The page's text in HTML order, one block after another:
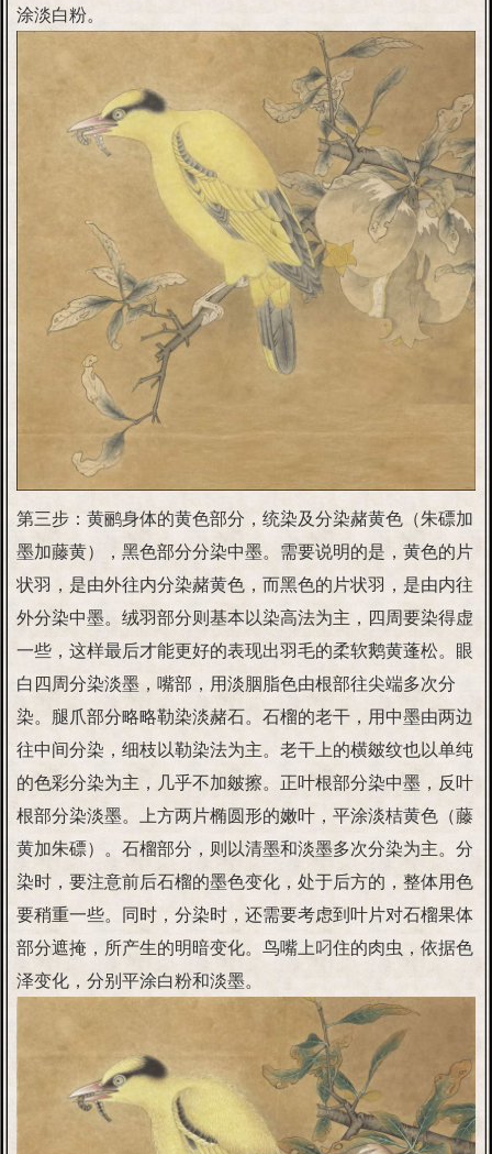
涂淡白粉。
第三步：黄鹂身体的黄色部分，统染及分染赭黄色（朱磦加
墨加藤黄），黑色部分分染中墨。需要说明的是，黄色的片
状羽，是由外往内分染赭黄色，而黑色的片状羽，是由内往
外分染中墨。绒羽部分则基本以染高法为主，四周要染得虚
一些，这样最后才能更好的表现出羽毛的柔软鹅黄蓬松。眼
白四周分染淡墨，嘴部，用淡胭脂色由根部往尖端多次分
染。腿爪部分略略勒染淡赭石。石榴的老干，用中墨由两边
往中间分染，细枝以勒染法为主。老干上的横皴纹也以单纯
的色彩分染为主，几乎不加皴擦。正叶根部分染中墨，反叶
根部分染淡墨。上方两片椭圆形的嫩叶，平涂淡桔黄色（藤
黄加朱磦）。石榴部分，则以清墨和淡墨多次分染为主。分
染时，要注意前后石榴的墨色变化，处于后方的，整体用色
要稍重一些。同时，分染时，还需要考虑到叶片对石榴果体
部分遮掩，所产生的明暗变化。鸟嘴上叼住的肉虫，依据色
泽变化，分别平涂白粉和淡墨。